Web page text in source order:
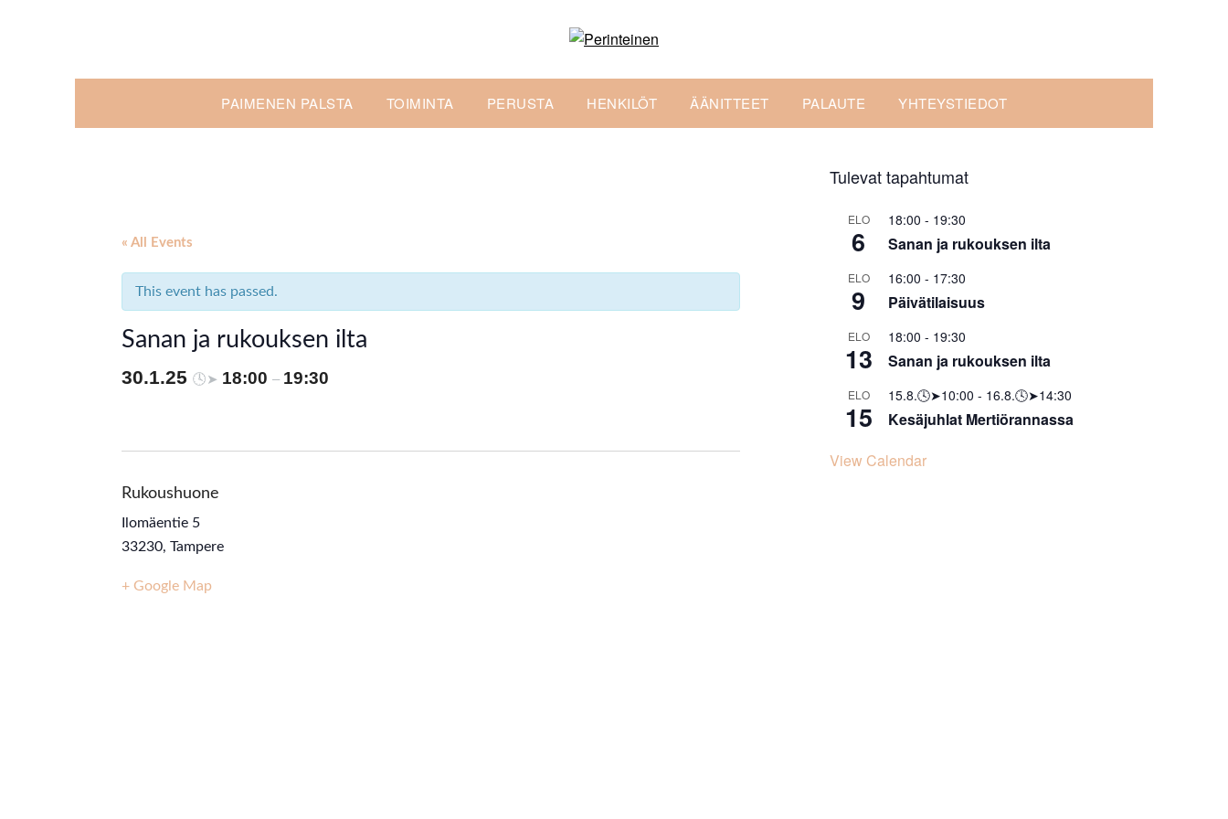
PAIMENEN PALSTA TOIMINTA PERUSTA HENKILÖT ÄÄNITTEET PALAUTE YHTEYSTIEDOT
« All Events
This event has passed.
Sanan ja rukouksen ilta
30.1.25🕓➤ 18:00– 19:30
Rukoushuone
Ilomäentie 5
33230, Tampere
+ Google Map
Tulevat tapahtumat
ELO
6
18:00 - 19:30
Sanan ja rukouksen ilta
ELO
9
16:00 - 17:30
Päivätilaisuus
ELO
13
18:00 - 19:30
Sanan ja rukouksen ilta
ELO
15
15.8.🕓➤10:00 - 16.8.🕓➤14:30
Kesäjuhlat Mertiörannassa
View Calendar